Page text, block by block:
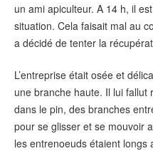
un ami apiculteur. A 14 h, il
situation. Cela faisait mal au
a décidé de tenter la
L’entreprise était osée et
une branche haute. Il lui fallut
dans le pin, des branches
pour se glisser et se mouvoir
les entrenoeuds étaient longs